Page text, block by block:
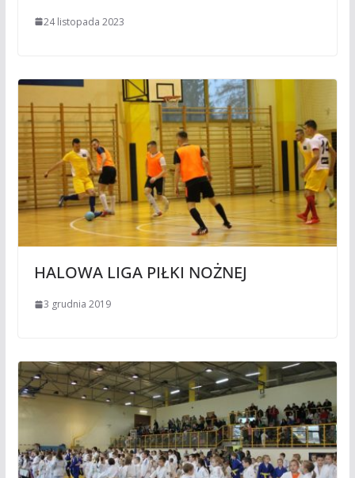
24 listopada 2023
HALOWA LIGA PIŁKI NOŻNEJ
3 grudnia 2019